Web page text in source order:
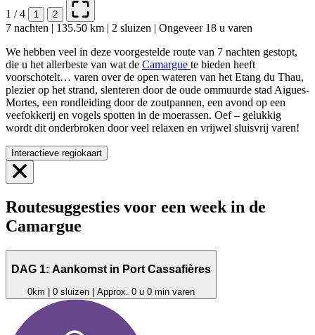
1 / 4 1 2
7 nachten | 135.50 km | 2 sluizen | Ongeveer 18 u varen
We hebben veel in deze voorgestelde route van 7 nachten gestopt,
die u het allerbeste van wat de Camargue te bieden heeft
voorschotelt… varen over de open wateren van het Etang du Thau,
plezier op het strand, slenteren door de oude ommuurde stad Aigues-
Mortes, een rondleiding door de zoutpannen, een avond op een
veefokkerij en vogels spotten in de moerassen. Oef – gelukkig
wordt dit onderbroken door veel relaxen en vrijwel sluisvrij varen!
Interactieve regiokaart
Routesuggesties voor een week in de
Camargue
DAG 1: Aankomst in Port Cassafières
0km | 0 sluizen | Approx. 0 u 0 min varen